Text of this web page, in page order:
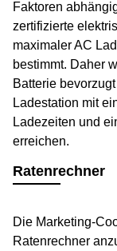
Faktoren
zertifizierte
maximaler AC
bestimmt. Daher
Batterie
Ladestation mit
Ladezeiten und
erreichen.
Ratenrechner
Die Marketing-
Ratenrechner